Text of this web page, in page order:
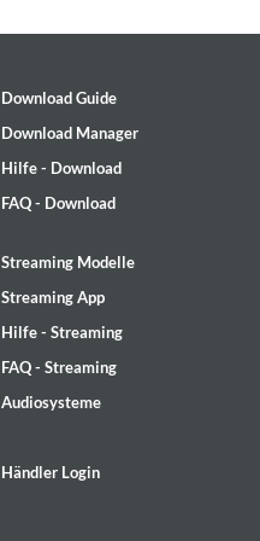
Download Guide
Download Manager
Hilfe - Download
FAQ - Download
Streaming Modelle
Streaming App
Hilfe - Streaming
FAQ - Streaming
Audiosysteme
Händler Login